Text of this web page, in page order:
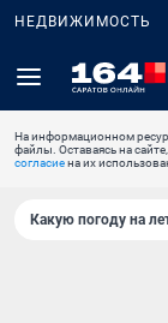
НЕДВИЖИМОСТЬ
На информационном
файлы. Оставаясь на
согласиена их
Какую погоду на